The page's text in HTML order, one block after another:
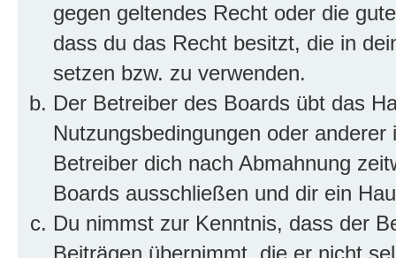
gegen geltendes Recht oder die
dass du das Recht besitzt, die in
setzen bzw. zu verwenden.
Der Betreiber des Boards übt das
Nutzungsbedingungen oder
Betreiber dich nach Abmahnung
Boards ausschließen und dir ein
Du nimmst zur Kenntnis, dass der